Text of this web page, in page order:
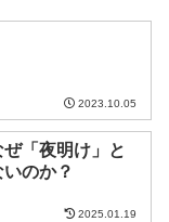
2023.10.05
「夜明け」と
いのか？
2025.01.19